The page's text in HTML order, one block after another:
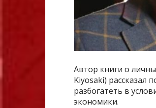
Автор книги о
Kiyosaki) рассказал
разбогатеть в
экономики.